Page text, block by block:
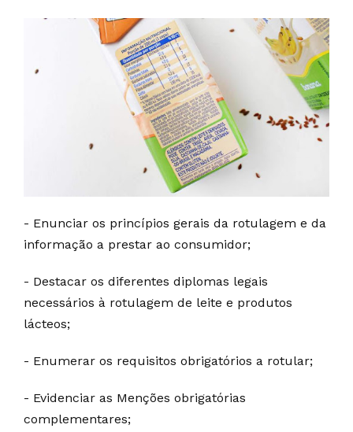
- Enunciar os princípios gerais da rotulagem e da
informação a prestar ao consumidor;
- Destacar os diferentes diplomas legais
necessários à rotulagem de leite e produtos
lácteos;
- Enumerar os requisitos obrigatórios a rotular;
- Evidenciar as Menções obrigatórias
complementares;